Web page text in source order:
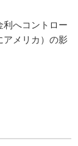
へコントロー
アメリカ）の影